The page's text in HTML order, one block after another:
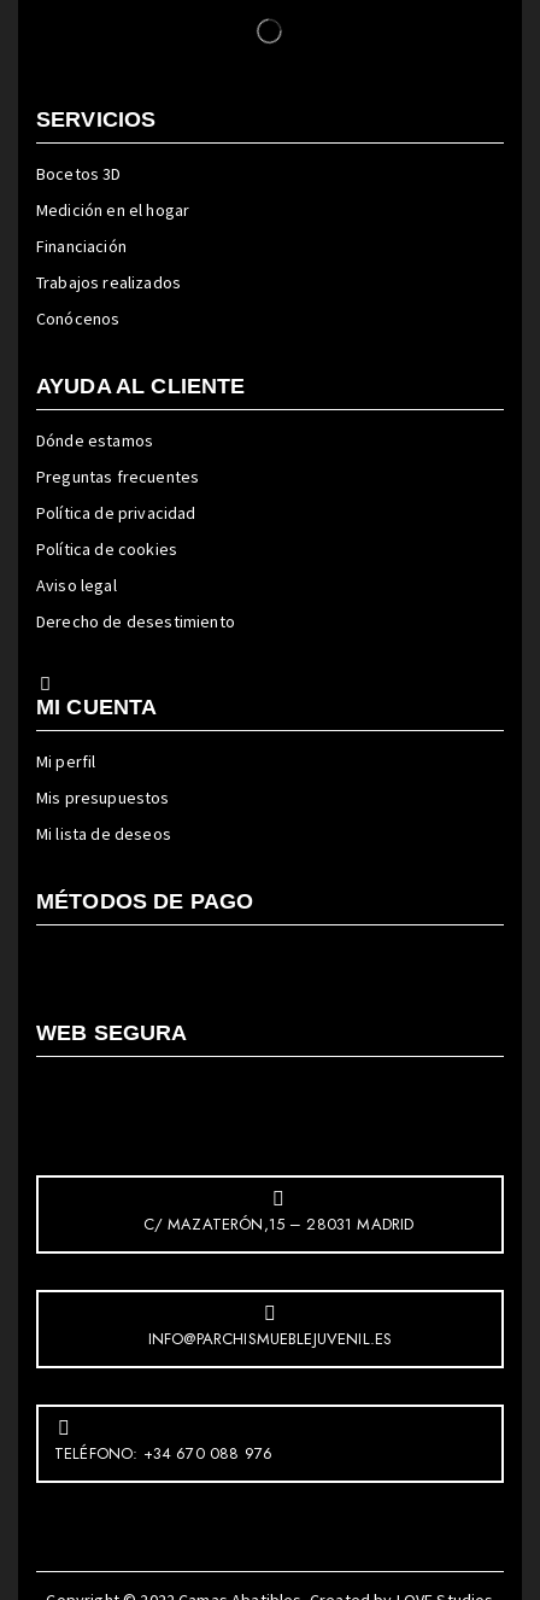
SERVICIOS
Bocetos 3D
Medición en el hogar
Financiación
Trabajos realizados
Conócenos
AYUDA AL CLIENTE
Dónde estamos
Preguntas frecuentes
Política de privacidad
Política de cookies
Aviso legal
Derecho de desestimiento
MI CUENTA
Mi perfil
Mis presupuestos
Mi lista de deseos
MÉTODOS DE PAGO
WEB SEGURA
C/ MAZATERÓN,15 – 28031 MADRID
INFO@PARCHISMUEBLEJUVENIL.ES
TELÉFONO: +34 670 088 976